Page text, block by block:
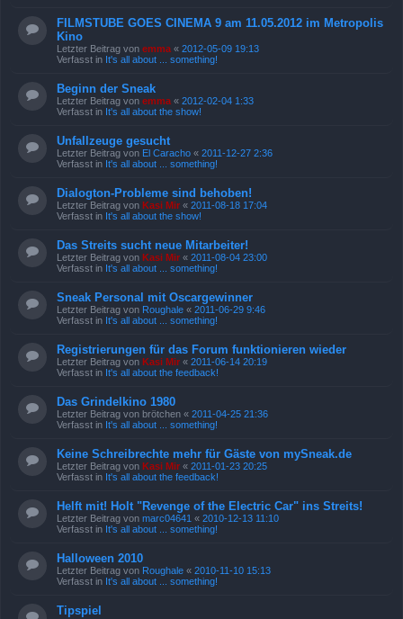
FILMSTUBE GOES CINEMA 9 am 11.05.2012 im Metropolis
Kino
Letzter Beitrag von emma « 2012-05-09 19:13
Verfasst in It's all about ... something!
Beginn der Sneak
Letzter Beitrag von emma « 2012-02-04 1:33
Verfasst in It's all about the show!
Unfallzeuge gesucht
Letzter Beitrag von El Caracho « 2011-12-27 2:36
Verfasst in It's all about ... something!
Dialogton-Probleme sind behoben!
Letzter Beitrag von Kasi Mir « 2011-08-18 17:04
Verfasst in It's all about the show!
Das Streits sucht neue Mitarbeiter!
Letzter Beitrag von Kasi Mir « 2011-08-04 23:00
Verfasst in It's all about ... something!
Sneak Personal mit Oscargewinner
Letzter Beitrag von Roughale « 2011-06-29 9:46
Verfasst in It's all about ... something!
Registrierungen für das Forum funktionieren wieder
Letzter Beitrag von Kasi Mir « 2011-06-14 20:19
Verfasst in It's all about the feedback!
Das Grindelkino 1980
Letzter Beitrag von brötchen « 2011-04-25 21:36
Verfasst in It's all about ... something!
Keine Schreibrechte mehr für Gäste von mySneak.de
Letzter Beitrag von Kasi Mir « 2011-01-23 20:25
Verfasst in It's all about the feedback!
Helft mit! Holt "Revenge of the Electric Car" ins Streits!
Letzter Beitrag von marc04641 « 2010-12-13 11:10
Verfasst in It's all about ... something!
Halloween 2010
Letzter Beitrag von Roughale « 2010-11-10 15:13
Verfasst in It's all about ... something!
Tipspiel